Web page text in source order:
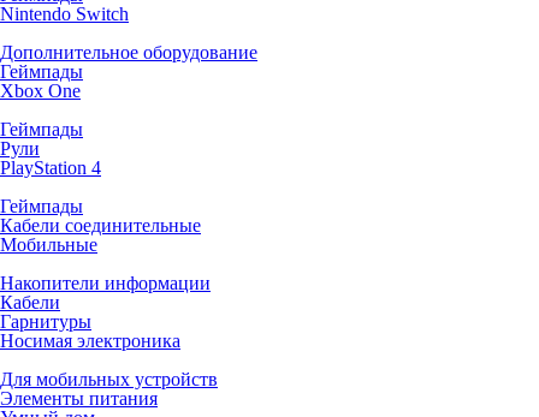
Nintendo Switch
Дополнительное оборудование
Геймпады
Xbox One
Геймпады
Рули
PlayStation 4
Геймпады
Кабели соединительные
Мобильные
Накопители информации
Кабели
Гарнитуры
Носимая электроника
Для мобильных устройств
Элементы питания